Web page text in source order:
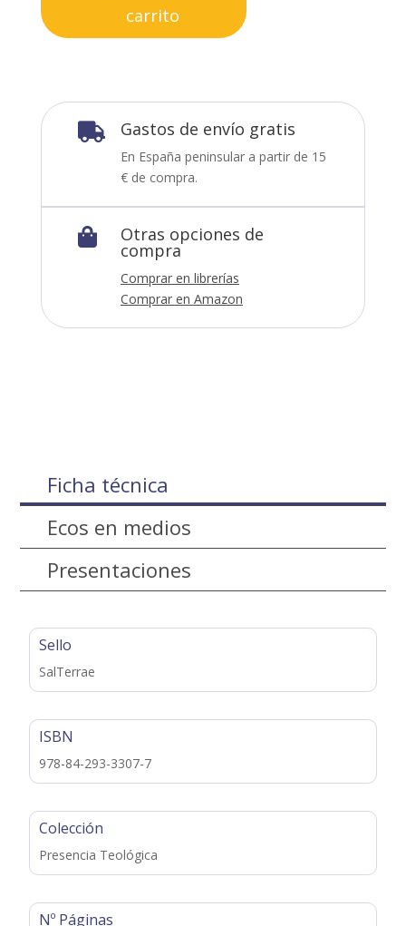
carrito
 Gastos de envío gratis
En España peninsular a partir de 15
€ de compra.
 Otras opciones de
compra
Comprar en librerías
Comprar en Amazon
Ficha técnica
Ecos en medios
Presentaciones
Sello
SalTerrae
ISBN
978-84-293-3307-7
Colección
Presencia Teológica
Nº Páginas